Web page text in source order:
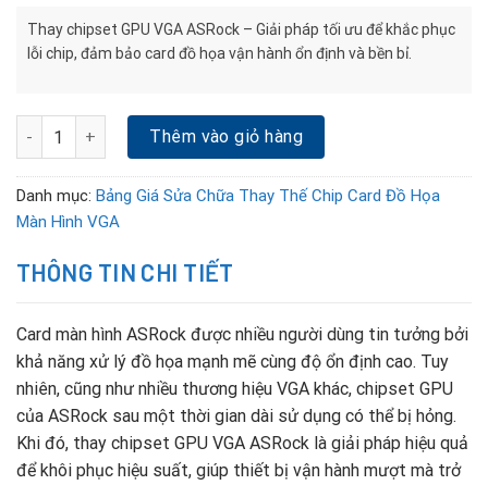
Thay chipset GPU VGA ASRock – Giải pháp tối ưu để khắc phục
lỗi chip, đảm bảo card đồ họa vận hành ổn định và bền bỉ.
Thay chipset GPU Vga ASRock số lượng
Thêm vào giỏ hàng
Danh mục: Bảng Giá Sửa Chữa Thay Thế Chip Card Đồ Họa
Màn Hình VGA
THÔNG TIN CHI TIẾT
Card màn hình ASRock được nhiều người dùng tin tưởng bởi
khả năng xử lý đồ họa mạnh mẽ cùng độ ổn định cao. Tuy
nhiên, cũng như nhiều thương hiệu VGA khác, chipset GPU
của ASRock sau một thời gian dài sử dụng có thể bị hỏng.
Khi đó, thay chipset GPU VGA ASRock là giải pháp hiệu quả
để khôi phục hiệu suất, giúp thiết bị vận hành mượt mà trở